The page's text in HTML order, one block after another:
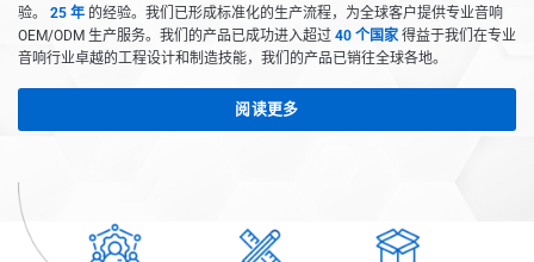
验。 25 年 的经验。我们已形成标准化的生产流程，为全球客户提供专业音响
OEM/ODM 生产服务。我们的产品已成功进入超过 40 个国家 得益于我们在专业
音响行业卓越的工程设计和制造技能，我们的产品已销往全球各地。
阅读更多